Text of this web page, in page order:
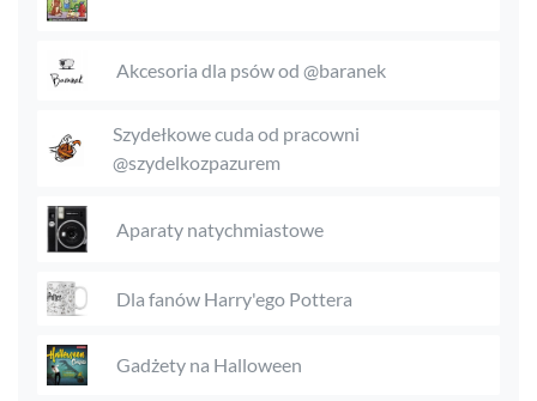
Akcesoria dla psów od @baranek
Szydełkowe cuda od pracowni
@szydelkozpazurem
Aparaty natychmiastowe
Dla fanów Harry'ego Pottera
Gadżety na Halloween